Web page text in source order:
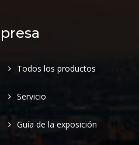
Todos los productos
Servicio
Guía de la exposición